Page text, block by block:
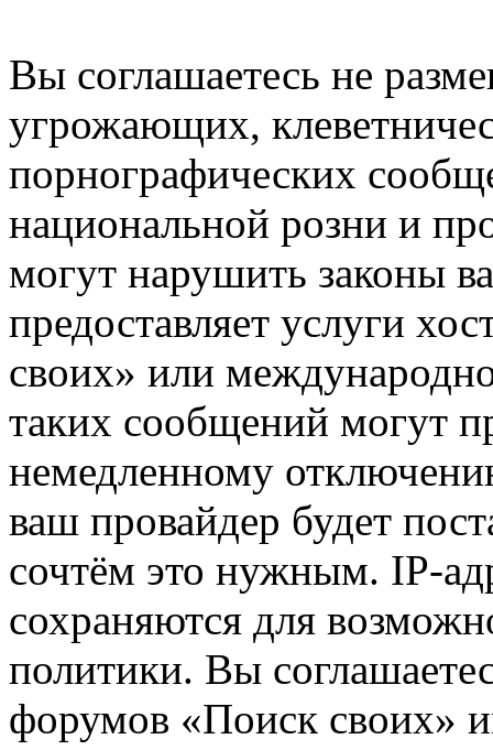
Вы соглашаетесь не
угрожающих,
порнографических
национальной розни и
могут нарушить законы
предоставляет услуги
своих» или
таких сообщений могут
немедленному
ваш провайдер будет
сочтём это нужным. IP-
сохраняются для
политики. Вы
форумов «Поиск своих»